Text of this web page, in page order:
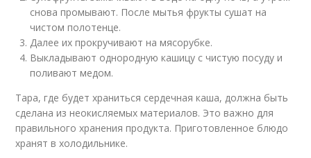
снова промывают. После мытья фрукты сушат на
чистом полотенце.
Далее их прокручивают на мясорубке.
Выкладывают однородную кашицу с чистую посуду и
поливают медом.
Тара, где будет храниться сердечная каша, должна быть
сделана из неокисляемых материалов. Это важно для
правильного хранения продукта. Приготовленное блюдо
хранят в холодильнике.